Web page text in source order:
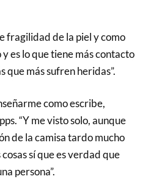
fragilidad de la piel y como
y es lo que tiene más contacto
que más sufren heridas”.
como escribe,
“Y me visto solo, aunque
de la camisa tardo mucho
sí que es verdad que
persona”.